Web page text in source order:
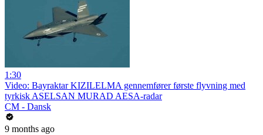
1:30
Video: Bayraktar KIZILELMA gennemfører første flyvning med
tyrkisk ASELSAN MURAD AESA-radar
CM - Dansk
9 months ago